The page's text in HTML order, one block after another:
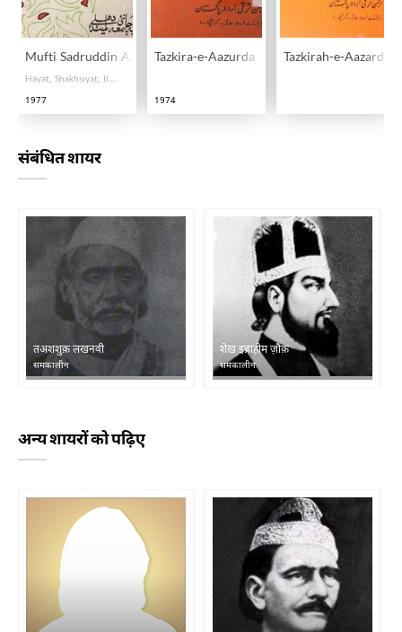
Mufti Sadruddin Aazurda
Hayat, Shakhsiyat, Ilmi Aur Adabi Karname
1977
Tazkira-e-Aazurda
1974
Tazkirah-e-Aazardah
संबंधित शायर
तअशशुक़ लखनवी
समकालीन
शेख़ इब्राहीम ज़ौक़
समकालीन
अन्य शायरों को पढ़िए